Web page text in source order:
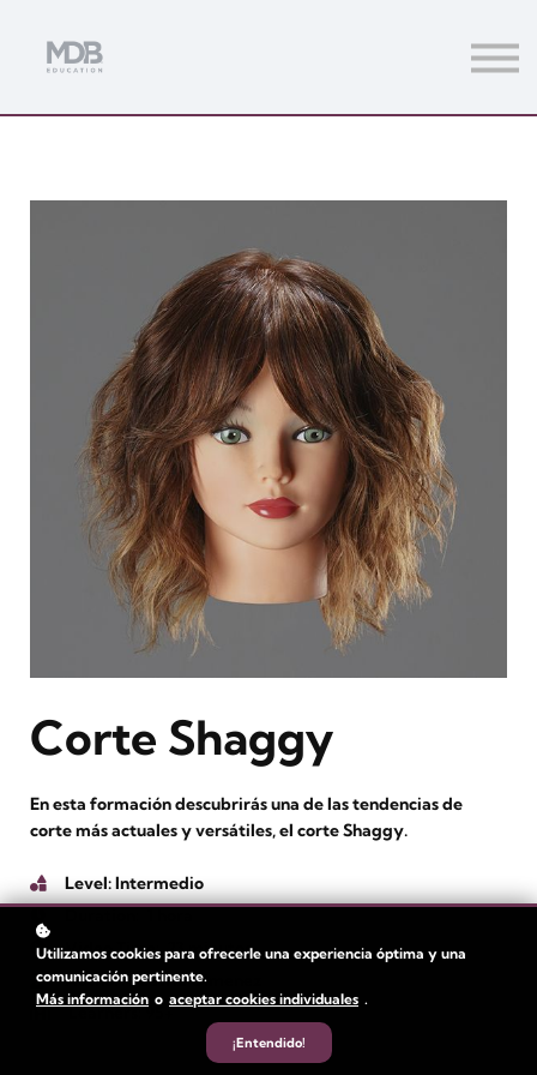
Únete a MDb Pro
Corte Shaggy
En esta formación descubrirás una de las tendencias de
corte más actuales y versátiles, el corte Shaggy.
Level: Intermedio
Video Time: 23 minutos
Author: Beatriz Gimenez
Learners: 95+
Utilizamos cookies para ofrecerle una experiencia óptima y una
comunicación pertinente.
Más información o aceptar cookies individuales .
¡Entendido!